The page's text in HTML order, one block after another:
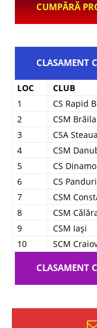
CUMPĂRĂ
CLASAMENT
LOC CLUB
1
CS Rapid
2
CSM Brăila
3
CSA Steaua
4
CSM
5
CS
6
CS
7
CSM
8
CSM
9
CSM Iași
10
SCM
CLASAMENT